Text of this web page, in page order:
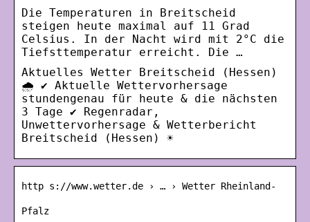
Die Temperaturen in Breitscheid
steigen heute maximal auf 11 Grad
Celsius. In der Nacht wird mit 2°C die
Tiefsttemperatur erreicht. Die …
Aktuelles Wetter Breitscheid (Hessen)
🌧️ ✔ Aktuelle Wettervorhersage
stundengenau für heute & die nächsten
3 Tage ✔ Regenradar,
Unwettervorhersage & Wetterbericht
Breitscheid (Hessen) ☀
http s://www.wetter.de › … › Wetter Rheinland-
Pfalz